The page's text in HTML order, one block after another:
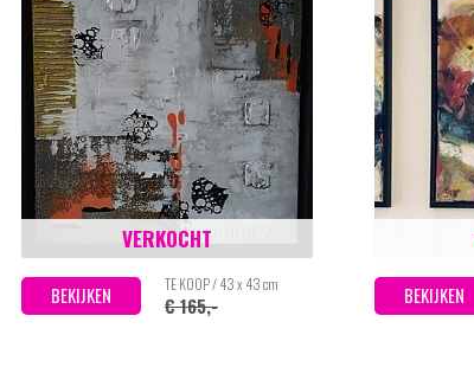
BEKIJKEN TE KOOP / 43 x 43 cm
€ 165,-
VERKOCHT
BEKIJKEN